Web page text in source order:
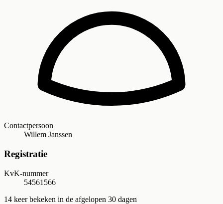
Contactpersoon
Willem Janssen
Registratie
KvK-nummer
54561566
14 keer bekeken in de afgelopen 30 dagen